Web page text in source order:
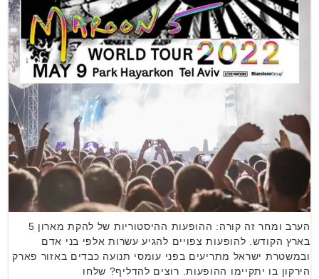
הערב ומחר זה קורה: ההופעות ההיסטוריות של להקת מארון 5
בארץ הקודש. להופעות צפויים להגיע עשרות אלפי בני אדם
ובמשטרת ישראל מתריעים בפני עומסי תנועה כבדים באזור פארק
הירקון בו יתקיימו ההופעות. רוצים להדליף? שלחו